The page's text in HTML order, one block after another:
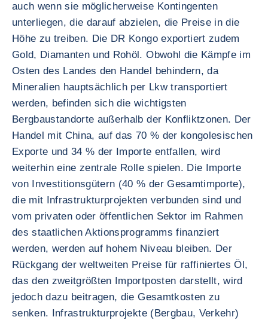
auch wenn sie möglicherweise Kontingenten
unterliegen, die darauf abzielen, die Preise in die
Höhe zu treiben. Die DR Kongo exportiert zudem
Gold, Diamanten und Rohöl. Obwohl die Kämpfe im
Osten des Landes den Handel behindern, da
Mineralien hauptsächlich per Lkw transportiert
werden, befinden sich die wichtigsten
Bergbaustandorte außerhalb der Konfliktzonen. Der
Handel mit China, auf das 70 % der kongolesischen
Exporte und 34 % der Importe entfallen, wird
weiterhin eine zentrale Rolle spielen. Die Importe
von Investitionsgütern (40 % der Gesamtimporte),
die mit Infrastrukturprojekten verbunden sind und
vom privaten oder öffentlichen Sektor im Rahmen
des staatlichen Aktionsprogramms finanziert
werden, werden auf hohem Niveau bleiben. Der
Rückgang der weltweiten Preise für raffiniertes Öl,
das den zweitgrößten Importposten darstellt, wird
jedoch dazu beitragen, die Gesamtkosten zu
senken. Infrastrukturprojekte (Bergbau, Verkehr)